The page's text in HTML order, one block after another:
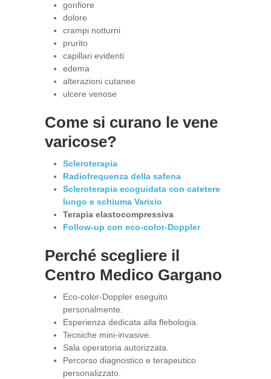
gonfiore
dolore
crampi notturni
prurito
capillari evidenti
edema
alterazioni cutanee
ulcere venose
Come si curano le vene
varicose?
Scleroterapia
Radiofrequenza della safena
Scleroterapia ecoguidata con catetere
lungo e schiuma Varixio
Terapia elastocompressiva
Follow-up con eco-color-Doppler
Perché scegliere il
Centro Medico Gargano
Eco-color-Doppler eseguito
personalmente.
Esperienza dedicata alla flebologia.
Tecniche mini-invasive.
Sala operatoria autorizzata.
Percorso diagnostico e terapeutico
personalizzato.